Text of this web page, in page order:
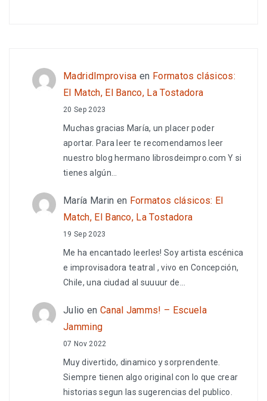
MadridImprovisa en Formatos clásicos:
El Match, El Banco, La Tostadora
20 Sep 2023
Muchas gracias María, un placer poder
aportar. Para leer te recomendamos leer
nuestro blog hermano librosdeimpro.com Y si
tienes algún…
María Marin en Formatos clásicos: El
Match, El Banco, La Tostadora
19 Sep 2023
Me ha encantado leerles! Soy artista escénica
e improvisadora teatral , vivo en Concepción,
Chile, una ciudad al suuuur de…
Julio en Canal Jamms! – Escuela
Jamming
07 Nov 2022
Muy divertido, dinamico y sorprendente.
Siempre tienen algo original con lo que crear
historias segun las sugerencias del publico.